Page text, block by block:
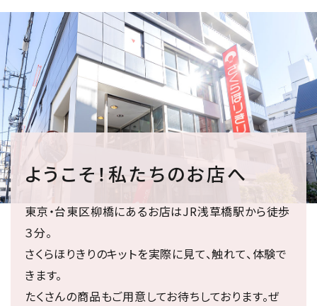
ようこそ！私たちのお店へ
東京・台東区柳橋にあるお店はJR浅草橋駅から徒歩
３分。
さくらほりきりのキットを実際に見て、触れて、体験で
きます。
たくさんの商品もご用意してお待ちしております。ぜ